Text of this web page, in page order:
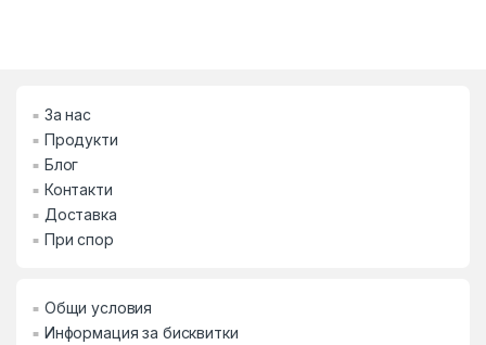
За нас
Продукти
Блог
Контакти
Доставка
При спор
Общи условия
Информация за бисквитки